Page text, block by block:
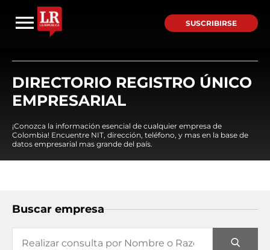
SUSCRIBIRSE
DIRECTORIO REGISTRO ÚNICO
EMPRESARIAL
¡Conozca la información esencial de cualquier empresa de
Colombia! Encuentre NIT, dirección, teléfono, y mas en la base de
datos empresarial mas grande del país.
Buscar empresa